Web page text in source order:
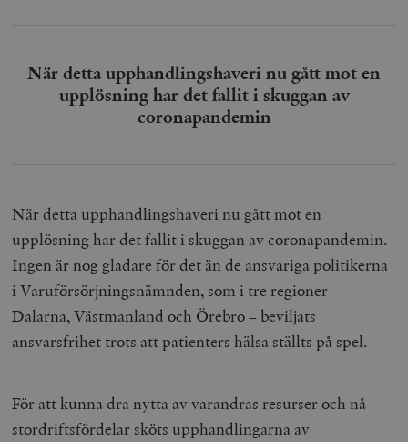
När detta upphandlingshaveri nu gått mot en
upplösning har det fallit i skuggan av
coronapandemin
När detta upphandlingshaveri nu gått mot en
upplösning har det fallit i skuggan av coronapandemin.
Ingen är nog gladare för det än de ansvariga politikerna
i Varuförsörjningsnämnden, som i tre regioner –
Dalarna, Västmanland och Örebro – beviljats
ansvarsfrihet trots att patienters hälsa ställts på spel.
För att kunna dra nytta av varandras resurser och nå
stordriftsfördelar sköts upphandlingarna av